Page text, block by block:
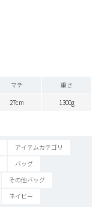
マチ
重さ
27cm 1300g
アイテムカテゴリ
バッグ
その他バッグ
ネイビー